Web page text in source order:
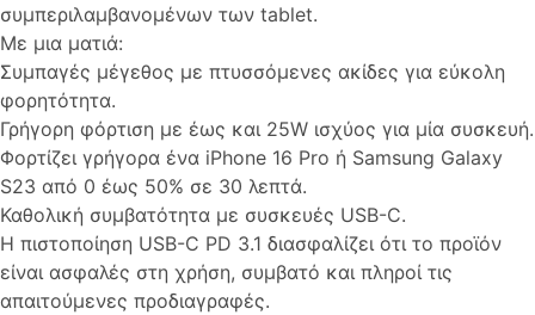
συμπεριλαμβανομένων των tablet.
Με μια ματιά:
Συμπαγές μέγεθος με πτυσσόμενες ακίδες για εύκολη
φορητότητα.
Γρήγορη φόρτιση με έως και 25W ισχύος για μία συσκευή.
Φορτίζει γρήγορα ένα iPhone 16 Pro ή Samsung Galaxy
S23 από 0 έως 50% σε 30 λεπτά.
Καθολική συμβατότητα με συσκευές USB-C.
Η πιστοποίηση USB-C PD 3.1 διασφαλίζει ότι το προϊόν
είναι ασφαλές στη χρήση, συμβατό και πληροί τις
απαιτούμενες προδιαγραφές.